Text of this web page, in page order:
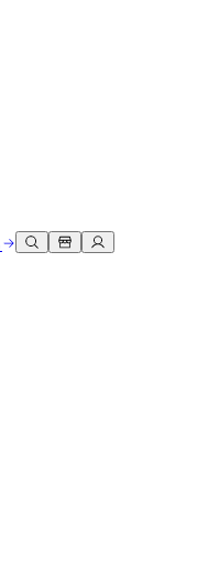
よび3Dゲームを構築
ーション
ットフォームを見る
築およびレビューする
る
レンス
ップ
ょう
する